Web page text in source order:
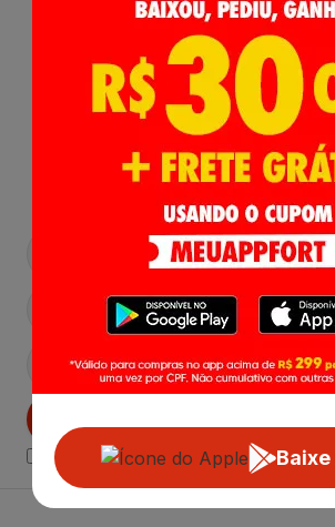
Receba nossas
Lançamentos e
Declaro estar ciente dasPoliticas de